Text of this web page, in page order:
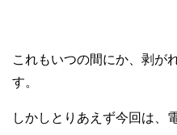
これもいつの間にか、剥が
す。
しかしとりあえず今回は、